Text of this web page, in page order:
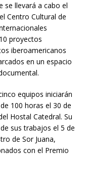
se llevará a cabo el
Centro Cultural de
proyectos
iberoamericanos
en un espacio
equipos iniciarán
100 horas el 30 de
Hostal Catedral. Su
sus trabajos el 5 de
de Sor Juana,
con el Premio